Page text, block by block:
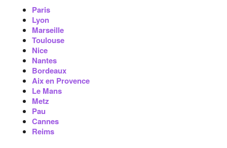
Paris
Lyon
Marseille
Toulouse
Nice
Nantes
Bordeaux
Aix en Provence
Le Mans
Metz
Pau
Cannes
Reims